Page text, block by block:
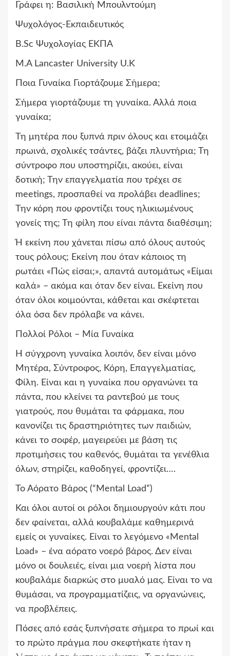
Γράφει η: Βασιλική Μπουλντούμη
Ψυχολόγος-Εκπαιδευτικός
B.Sc Ψυχολογίας ΕΚΠΑ
M.A Lancaster University U.K
Ποια Γυναίκα Γιορτάζουμε Σήμερα;
Σήμερα γιορτάζουμε τη γυναίκα. Αλλά ποια
γυναίκα;
Τη μητέρα που ξυπνά πριν όλους και ετοιμάζει
πρωινά, σχολικές τσάντες, βάζει πλυντήρια; Τη
σύντροφο που υποστηρίζει, ακούει, είναι
δοτική; Την επαγγελματία που τρέχει σε
meetings, προσπαθεί να προλάβει deadlines;
Την κόρη που φροντίζει τους ηλικιωμένους
γονείς της; Τη φίλη που είναι πάντα διαθέσιμη;
Ή εκείνη που χάνεται πίσω από όλους αυτούς
τους ρόλους; Εκείνη που όταν κάποιος τη
ρωτάει «Πώς είσαι;», απαντά αυτομάτως «Είμαι
καλά» – ακόμα και όταν δεν είναι. Εκείνη που
όταν όλοι κοιμούνται, κάθεται και σκέφτεται
όλα όσα δεν πρόλαβε να κάνει.
Πολλοί Ρόλοι – Μία Γυναίκα
Η σύγχρονη γυναίκα λοιπόν, δεν είναι μόνο
Μητέρα, Σύντροφος, Κόρη, Επαγγελματίας,
Φίλη. Είναι και η γυναίκα που οργανώνει τα
πάντα, που κλείνει τα ραντεβού με τους
γιατρούς, που θυμάται τα φάρμακα, που
κανονίζει τις δραστηριότητες των παιδιών,
κάνει το σοφέρ, μαγειρεύει με βάση τις
προτιμήσεις του καθενός, θυμάται τα γενέθλια
όλων, στηρίζει, καθοδηγεί, φροντίζει….
Το Αόρατο Βάρος (“Mental Load”)
Και όλοι αυτοί οι ρόλοι δημιουργούν κάτι που
δεν φαίνεται, αλλά κουβαλάμε καθημερινά
εμείς οι γυναίκες. Είναι το λεγόμενο «Mental
Load» – ένα αόρατο νοερό βάρος. Δεν είναι
μόνο οι δουλειές, είναι μια νοερή λίστα που
κουβαλάμε διαρκώς στο μυαλό μας. Είναι το να
θυμάσαι, να προγραμματίζεις, να οργανώνεις,
να προβλέπεις.
Πόσες από εσάς ξυπνήσατε σήμερα το πρωί και
το πρώτο πράγμα που σκεφτήκατε ήταν η